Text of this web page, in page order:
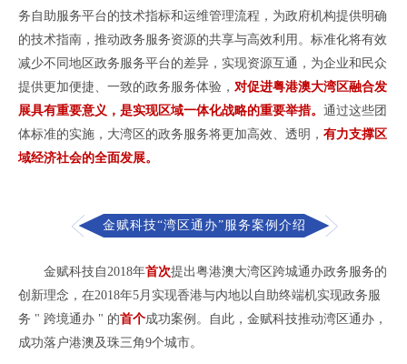
务自助服务平台的技术指标和运维管理流程，为政府机构提供明确
的技术指南，推动政务服务资源的共享与高效利用。标准化将有效
减少不同地区政务服务平台的差异，实现资源互通，为企业和民众
提供更加便捷、一致的政务服务体验， 对促进粤港澳大湾区融合发
展具有重要意义 ，是实现区域一体化战略的重要举措。 通过这些团
体标准的实施，大湾区的政务服务将更加高效、透明， 有力支撑区
域经济社会的全面发展。
金赋科技“湾区通办”服务案例介绍
金赋科技自2018年首次提出粤港澳大湾区跨城通办政务服务的
创新理念， 在2018年5月实现香港与内地以自助终端机实现政务服
务 " 跨境通办 " 的首个成功案例。自此，金赋科技推动湾区通办，
成功落户港澳及珠三角9个城市。